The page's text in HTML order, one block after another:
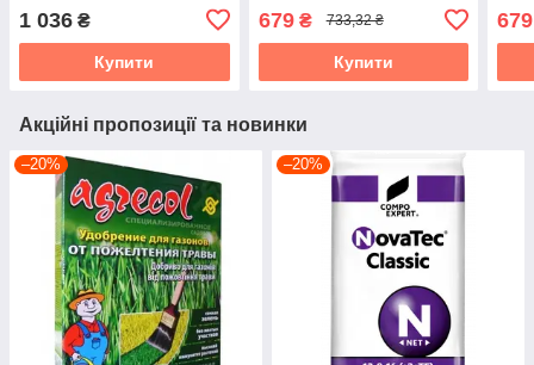
1 036 ₴
Купити
679₴ 733,32 ₴
Купити
679
Акційні пропозиції та новинки
–20% –20%